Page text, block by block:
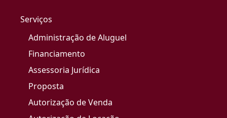
Serviços
Administração de Aluguel
Financiamento
Assessoria Jurídica
Proposta
Autorização de Venda